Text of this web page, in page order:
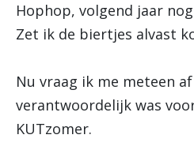
Hophop, volgend jaar
Zet ik de biertjes alvast
Nu vraag ik me meteen
verantwoordelijk was
KUTzomer.